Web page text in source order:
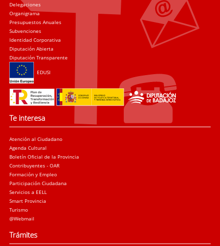
Delegaciones
Organigrama
Presupuestos Anuales
Subvenciones
Identidad Corporativa
Diputación Abierta
Diputación Transparente
EDUSI
Te interesa
Atención al Ciudadano
Agenda Cultural
Boletín Oficial de la Provincia
Contribuyentes - OAR
Formación y Empleo
Participación Ciudadana
Servicios a EELL
Smart Provincia
Turismo
@Webmail
Trámites